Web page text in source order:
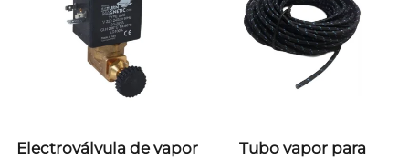
Electroválvula de vapor
Tubo vapor para